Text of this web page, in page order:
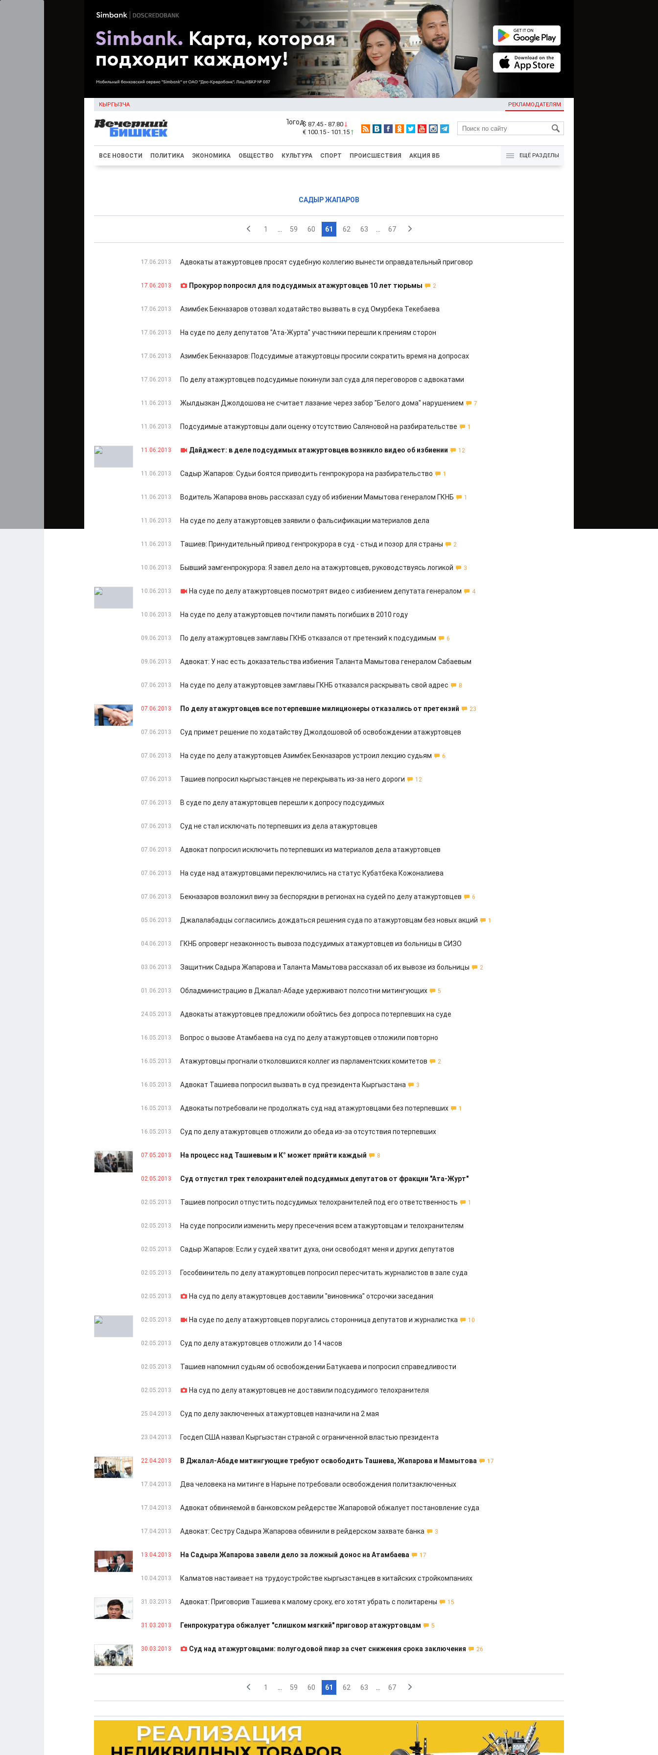
КЫРГЫЗЧА РЕКЛАМОДАТЕЛЯМ
KG
$ 87.45 - 87.80
€ 100.15 - 101.15
ВСЕ НОВОСТИ ПОЛИТИКА ЭКОНОМИКА ОБЩЕСТВО КУЛЬТУРА СПОРТ ПРОИСШЕСТВИЯ АКЦИЯ ВБ ЕЩЁ РАЗДЕЛЫ
САДЫР ЖАПАРОВ
1 59 60 61 62 63 67
17.06.2013 Адвокаты атажуртовцев просят судебную коллегию вынести оправдательный приговор
17.06.2013 Прокурор попросил для подсудимых атажуртовцев 10 лет тюрьмы 2
17.06.2013 Азимбек Бекназаров отозвал ходатайство вызвать в суд Омурбека Текебаева
17.06.2013 На суде по делу депутатов "Ата-Журта" участники перешли к прениям сторон
17.06.2013 Азимбек Бекназаров: Подсудимые атажуртовцы просили сократить время на допросах
17.06.2013 По делу атажуртовцев подсудимые покинули зал суда для переговоров с адвокатами
11.06.2013 Жылдызкан Джолдошова не считает лазание через забор "Белого дома" нарушением 7
11.06.2013 Подсудимые атажуртовцы дали оценку отсутствию Саляновой на разбирательстве 1
11.06.2013 Дайджест: в деле подсудимых атажуртовцев возникло видео об избиении 12
11.06.2013 Садыр Жапаров: Судьи боятся приводить генпрокурора на разбирательство 1
11.06.2013 Водитель Жапарова вновь рассказал суду об избиении Мамытова генералом ГКНБ 1
11.06.2013 На суде по делу атажуртовцев заявили о фальсификации материалов дела
11.06.2013 Ташиев: Принудительный привод генпрокурора в суд - стыд и позор для страны 2
10.06.2013 Бывший замгенпрокурора: Я завел дело на атажуртовцев, руководствуясь логикой 3
10.06.2013 На суде по делу атажуртовцев посмотрят видео с избиением депутата генералом 4
10.06.2013 На суде по делу атажуртовцев почтили память погибших в 2010 году
09.06.2013 По делу атажуртовцев замглавы ГКНБ отказался от претензий к подсудимым 6
09.06.2013 Адвокат: У нас есть доказательства избиения Таланта Мамытова генералом Сабаевым
07.06.2013 На суде по делу атажуртовцев замглавы ГКНБ отказался раскрывать свой адрес 8
07.06.2013 По делу атажуртовцев все потерпевшие милиционеры отказались от претензий 23
07.06.2013 Суд примет решение по ходатайству Джолдошовой об освобождении атажуртовцев
07.06.2013 На суде по делу атажуртовцев Азимбек Бекназаров устроил лекцию судьям 6
07.06.2013 Ташиев попросил кыргызстанцев не перекрывать из-за него дороги 12
07.06.2013 В суде по делу атажуртовцев перешли к допросу подсудимых
07.06.2013 Суд не стал исключать потерпевших из дела атажуртовцев
07.06.2013 Адвокат попросил исключить потерпевших из материалов дела атажуртовцев
07.06.2013 На суде над атажуртовцами переключились на статус Кубатбека Кожоналиева
07.06.2013 Бекназаров возложил вину за беспорядки в регионах на судей по делу атажуртовцев 6
05.06.2013 Джалалабадцы согласились дождаться решения суда по атажуртовцам без новых акций 1
04.06.2013 ГКНБ опроверг незаконность вывоза подсудимых атажуртовцев из больницы в СИЗО
03.06.2013 Защитник Садыра Жапарова и Таланта Мамытова рассказал об их вывозе из больницы 2
01.06.2013 Обладминистрацию в Джалал-Абаде удерживают полсотни митингующих 5
24.05.2013 Адвокаты атажуртовцев предложили обойтись без допроса потерпевших на суде
16.05.2013 Вопрос о вызове Атамбаева на суд по делу атажуртовцев отложили повторно
16.05.2013 Атажуртовцы прогнали отколовшихся коллег из парламентских комитетов 2
16.05.2013 Адвокат Ташиева попросил вызвать в суд президента Кыргызстана 3
16.05.2013 Адвокаты потребовали не продолжать суд над атажуртовцами без потерпевших 1
16.05.2013 Суд по делу атажуртовцев отложили до обеда из-за отсутствия потерпевших
07.05.2013 На процесс над Ташиевым и К° может прийти каждый 8
02.05.2013 Суд отпустил трех телохранителей подсудимых депутатов от фракции "Ата-Журт"
02.05.2013 Ташиев попросил отпустить подсудимых телохранителей под его ответственность 1
02.05.2013 На суде попросили изменить меру пресечения всем атажуртовцам и телохранителям
02.05.2013 Садыр Жапаров: Если у судей хватит духа, они освободят меня и других депутатов
02.05.2013 Гособвинитель по делу атажуртовцев попросил пересчитать журналистов в зале суда
02.05.2013 На суд по делу атажуртовцев доставили "виновника" отсрочки заседания
02.05.2013 На суде по делу атажуртовцев поругались сторонница депутатов и журналистка 10
02.05.2013 Суд по делу атажуртовцев отложили до 14 часов
02.05.2013 Ташиев напомнил судьям об освобождении Батукаева и попросил справедливости
02.05.2013 На суд по делу атажуртовцев не доставили подсудимого телохранителя
25.04.2013 Суд по делу заключенных атажуртовцев назначили на 2 мая
23.04.2013 Госдеп США назвал Кыргызстан страной с ограниченной властью президента
22.04.2013 В Джалал-Абаде митингующие требуют освободить Ташиева, Жапарова и Мамытова 17
17.04.2013 Два человека на митинге в Нарыне потребовали освобождения политзаключенных
17.04.2013 Адвокат обвиняемой в банковском рейдерстве Жапаровой обжалует постановление суда
17.04.2013 Адвокат: Сестру Садыра Жапарова обвинили в рейдерском захвате банка 3
13.04.2013 На Садыра Жапарова завели дело за ложный донос на Атамбаева 17
10.04.2013 Калматов настаивает на трудоустройстве кыргызстанцев в китайских стройкомпаниях
31.03.2013 Адвокат: Приговорив Ташиева к малому сроку, его хотят убрать с политарены 15
31.03.2013 Генпрокуратура обжалует "слишком мягкий" приговор атажуртовцам 5
30.03.2013 Суд над атажуртовцами: полугодовой пиар за счет снижения срока заключения 26
1 59 60 61 62 63 67